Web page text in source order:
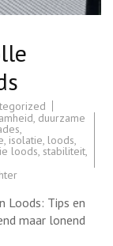
, duurzame
,
, isolatie, loods,
loods, stabiliteit,
op
voor
een
Succesvolle
Renovatie
Loods: Tips en
maar lonend